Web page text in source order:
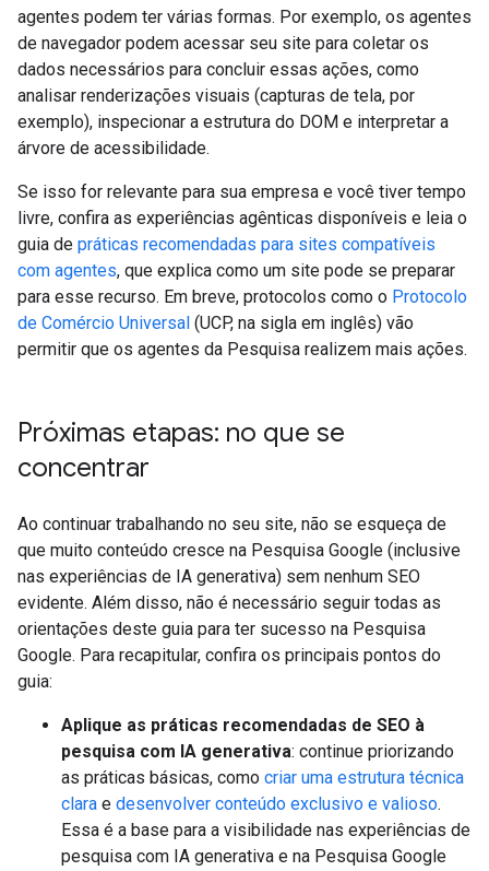
agentes podem ter várias formas. Por exemplo, os agentes
de navegador podem acessar seu site para coletar os
dados necessários para concluir essas ações, como
analisar renderizações visuais (capturas de tela, por
exemplo), inspecionar a estrutura do DOM e interpretar a
árvore de acessibilidade.
Se isso for relevante para sua empresa e você tiver tempo
livre, confira as experiências agênticas disponíveis e leia o
guia de práticas recomendadas para sites compatíveis
com agentes, que explica como um site pode se preparar
para esse recurso. Em breve, protocolos como o Protocolo
de Comércio Universal (UCP, na sigla em inglês) vão
permitir que os agentes da Pesquisa realizem mais ações.
Próximas etapas: no que se
concentrar
Ao continuar trabalhando no seu site, não se esqueça de
que muito conteúdo cresce na Pesquisa Google (inclusive
nas experiências de IA generativa) sem nenhum SEO
evidente. Além disso, não é necessário seguir todas as
orientações deste guia para ter sucesso na Pesquisa
Google. Para recapitular, confira os principais pontos do
guia:
Aplique as práticas recomendadas de SEO à
pesquisa com IA generativa: continue priorizando
as práticas básicas, como criar uma estrutura técnica
clara e desenvolver conteúdo exclusivo e valioso.
Essa é a base para a visibilidade nas experiências de
pesquisa com IA generativa e na Pesquisa Google